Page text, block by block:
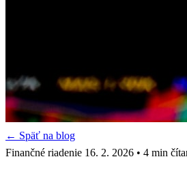
← Späť na blog
Finančné riadenie 16. 2. 2026 • 4 min